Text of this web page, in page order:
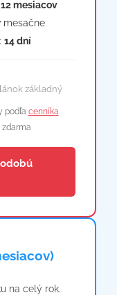
mesiacov
mesačne
14 dní
základný
podľa cenníka
zdarma
na celý rok.